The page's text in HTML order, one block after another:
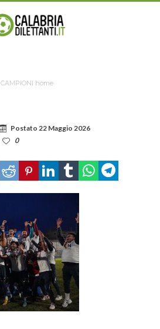
CAMPIONI home
Postato 22 Maggio 2026
0